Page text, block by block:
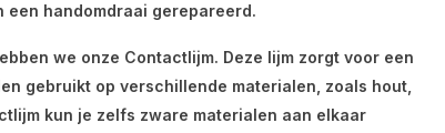
een handomdraai gerepareerd.
we onze Contactlijm. Deze lijm zorgt voor een
gebruikt op verschillende materialen, zoals hout,
kun je zelfs zware materialen aan elkaar